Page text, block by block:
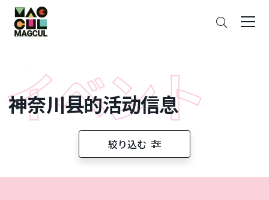
ン
テ
ン
ス
キ
ッ
神奈川县的活动信息
絞り込む